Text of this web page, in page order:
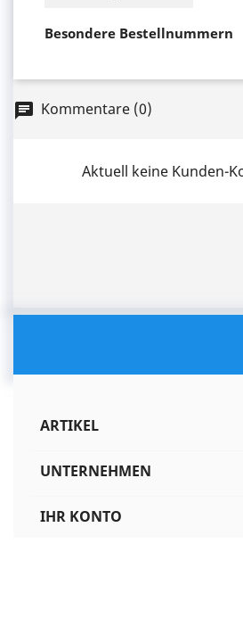
Besondere Bestellnummern
chat Kommentare (0)
Aktuell keine Kunden-
ARTIKEL
UNTERNEHMEN
IHR KONTO